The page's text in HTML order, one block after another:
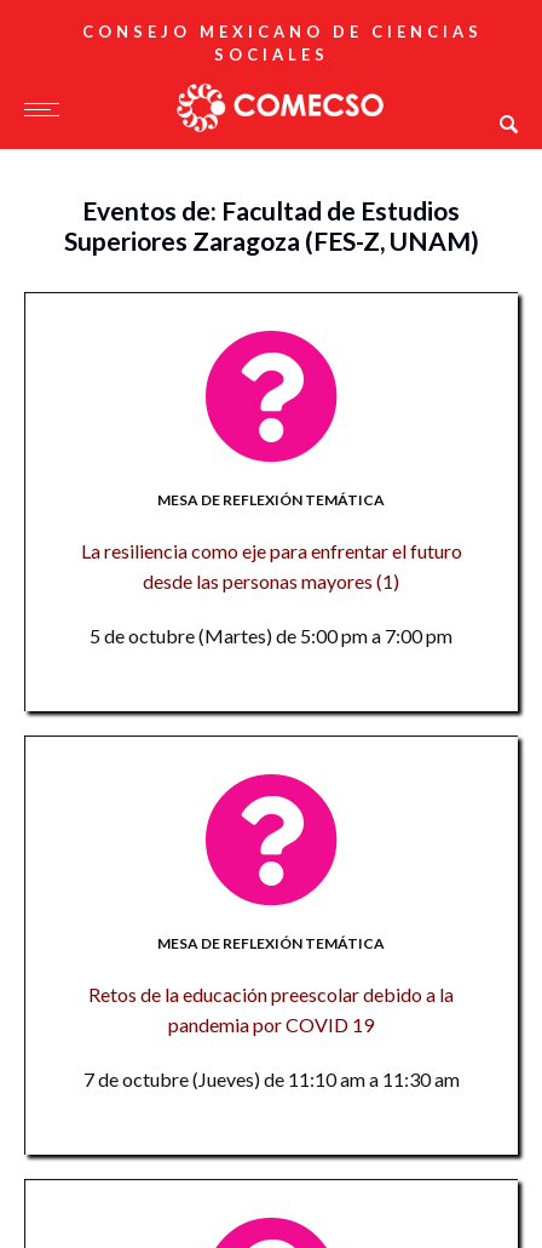
CONSEJO MEXICANO DE CIENCIAS
SOCIALES
Eventos de: Facultad de Estudios
Superiores Zaragoza (FES-Z, UNAM)
MESA DE REFLEXIÓN TEMÁTICA
La resiliencia como eje para enfrentar el futuro
desde las personas mayores (1)
5 de octubre (Martes) de 5:00 pm a 7:00 pm
MESA DE REFLEXIÓN TEMÁTICA
Retos de la educación preescolar debido a la
pandemia por COVID 19
7 de octubre (Jueves) de 11:10 am a 11:30 am